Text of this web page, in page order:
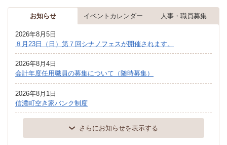
お知らせ イベントカレンダー 人事・職員募集
2026年8月5日
８月23日（日）第７回シナノフェスが開催されます。
2026年8月4日
会計年度任用職員の募集について（随時募集）
2026年8月1日
信濃町空き家バンク制度
さらにお知らせを表示する